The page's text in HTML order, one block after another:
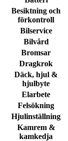
Besiktning och
förkontroll
Bilservice
Bilvård
Bromsar
Dragkrok
Däck, hjul &
hjulbyte
Elarbete
Felsökning
Hjulinställning
Kamrem &
kamkedja